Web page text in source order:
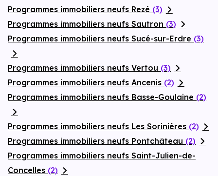
Programmes immobiliers neufs Rezé (3)
Programmes immobiliers neufs Sautron (3)
Programmes immobiliers neufs Sucé-sur-Erdre (3)
Programmes immobiliers neufs Vertou (3)
Programmes immobiliers neufs Ancenis (2)
Programmes immobiliers neufs Basse-Goulaine (2)
Programmes immobiliers neufs Les Sorinières (2)
Programmes immobiliers neufs Pontchâteau (2)
Programmes immobiliers neufs Saint-Julien-de-
Concelles (2)